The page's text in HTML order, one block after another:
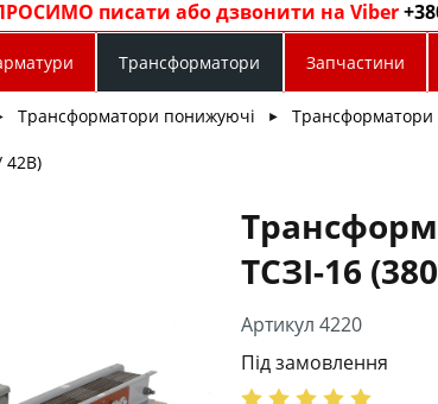
писати або дзвонити на Viber
Трансформатори Запчастини
Трансформатори понижуючі ► Трансформатори
42В)
ТСЗІ-16
Артикул 4220
Під замовлення